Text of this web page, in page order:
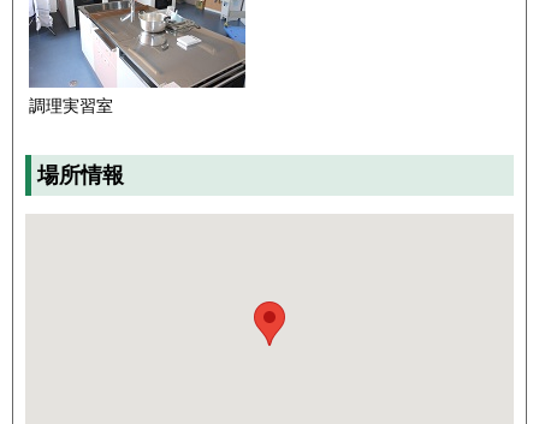
調理実習室
場所情報